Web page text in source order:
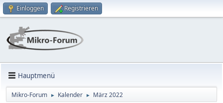
Einloggen Registrieren
Hauptmenü
Mikro-Forum ► Kalender ► März 2022